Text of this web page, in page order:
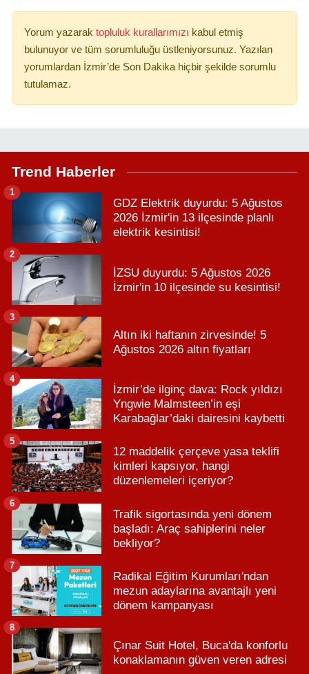
Yorum yazarak topluluk kurallarımızı kabul etmiş
bulunuyor ve tüm sorumluluğu üstleniyorsunuz. Yazılan
yorumlardan İzmir’de Son Dakika hiçbir şekilde sorumlu
tutulamaz.
Trend Haberler
GDZ Elektrik duyurdu: 5 Ağustos
2026 İzmir'in 13 ilçesinde planlı
elektrik kesintisi!
1
İZSU duyurdu: 5 Ağustos 2026
İzmir'in 10 ilçesinde su kesintisi!
2
Altın iki haftanın zirvesinde! 5
Ağustos 2026 altın fiyatları
3
İzmir’de ilginç dava: Rock yıldızı
Yngwie Malmsteen’in eşi
Karabağlar’daki dairesini kaybetti
4
12 maddelik çerçeve yasa teklifi
kimleri kapsıyor, hangi
düzenlemeleri içeriyor?
5
Trafik sigortasında yeni dönem
başladı: Araç sahiplerini neler
bekliyor?
6
Radikal Eğitim Kurumları'ndan
mezun adaylarına avantajlı yeni
dönem kampanyası
7
Çınar Suit Hotel, Buca'da konforlu
konaklamanın güven veren adresi
8